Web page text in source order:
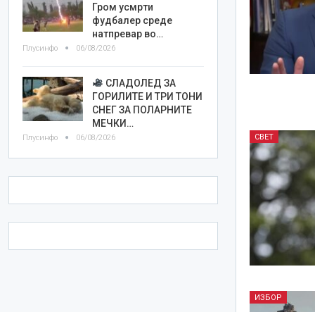
СВЕТ
ИЗБОР
Гром усмрти
фудбалер среде
натпревар во…
Плусинфо 06/08/2026
СЛАДОЛЕД ЗА
ГОРИЛИТЕ И ТРИ ТОНИ
СНЕГ ЗА ПОЛАРНИТЕ
МЕЧКИ…
Плусинфо 06/08/2026